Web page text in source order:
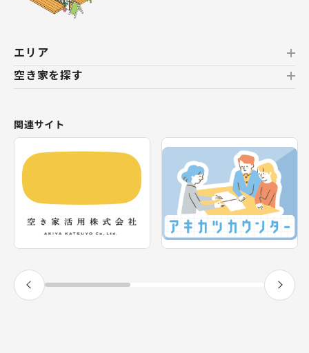
エリア
北海道
東北
関東
神奈川県
甲信越・北陸
東海
静岡県
空き家を探す
新着の空き家
テーマから探す
エリアから探す
関連サイト